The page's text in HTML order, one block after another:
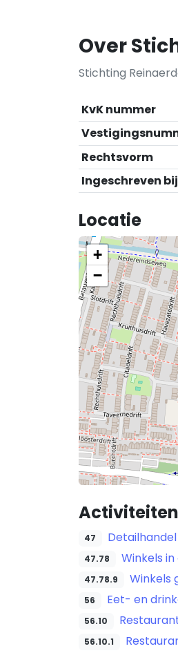
Over
Stichting
KvK nummer
Rechtsvorm
Ingeschreven
Locatie
+
−
47
47.78 Winkels
47.78.9 Winkels
56 Eet- en
56.10
56.10.1